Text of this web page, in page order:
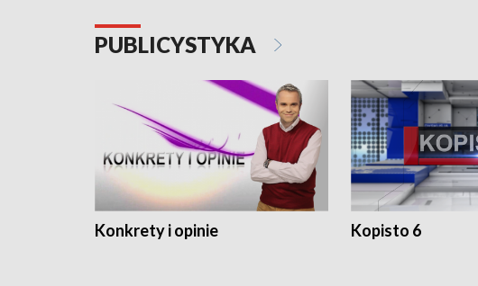
PUBLICYSTYKA
Konkrety i opinie Kopisto 6